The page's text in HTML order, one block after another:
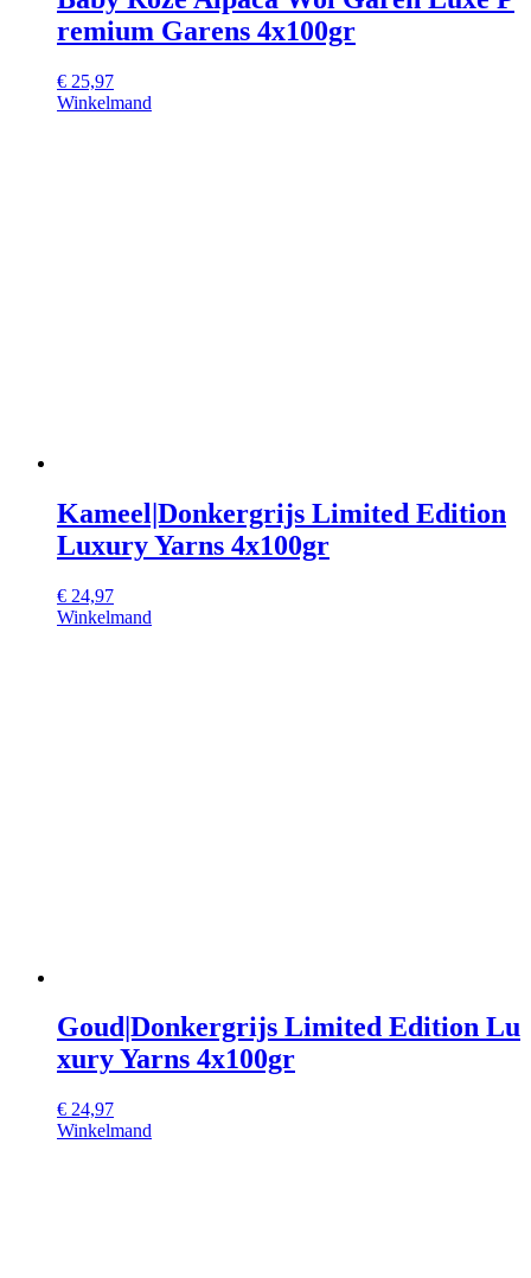
remium Garens 4x100gr
€ 25,97
Winkelmand
Kameel|Donkergrijs Limited Edition
Luxury Yarns 4x100gr
€ 24,97
Winkelmand
Goud|Donkergrijs Limited Edition Lu
xury Yarns 4x100gr
€ 24,97
Winkelmand